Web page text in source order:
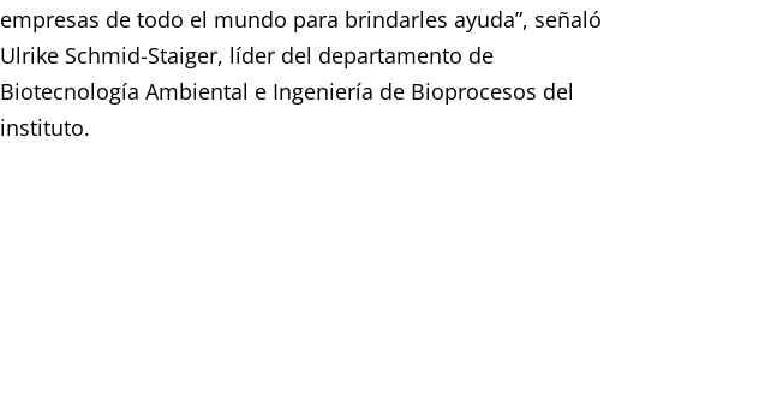
empresas de todo el mundo para brindarles ayuda”, señaló
Ulrike Schmid-Staiger, líder del departamento de
Biotecnología Ambiental e Ingeniería de Bioprocesos del
instituto.